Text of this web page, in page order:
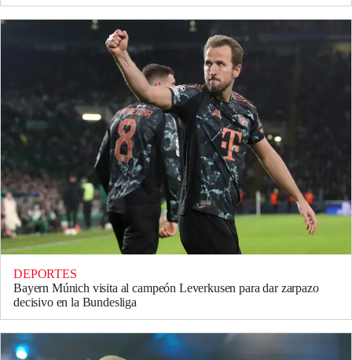
DEPORTES
Bayern Múnich visita al campeón Leverkusen para dar zarpazo
decisivo en la Bundesliga